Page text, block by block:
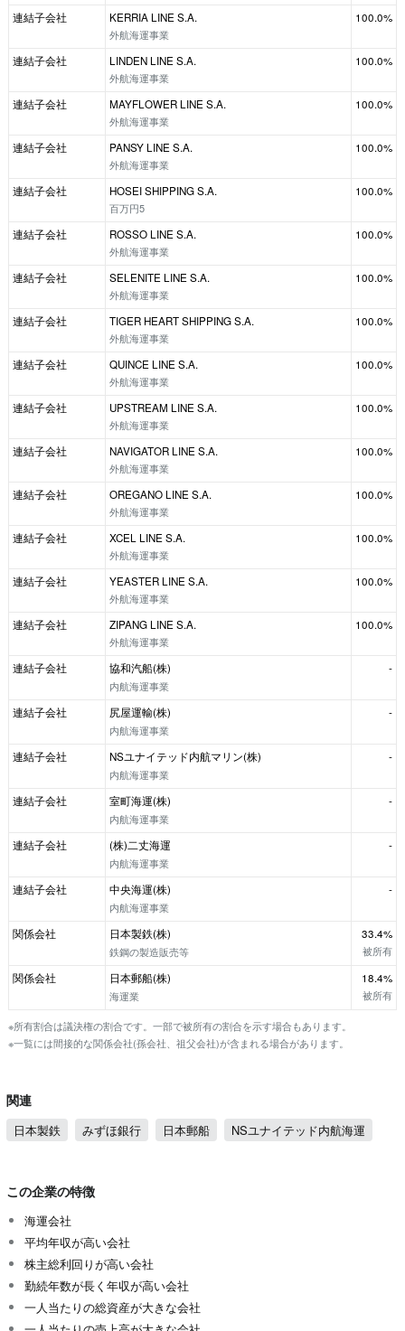
連結子会社
KERRIA LINE S.A.
外航海運事業
100.0%
連結子会社
LINDEN LINE S.A.
外航海運事業
100.0%
連結子会社
MAYFLOWER LINE S.A.
外航海運事業
100.0%
連結子会社
PANSY LINE S.A.
外航海運事業
100.0%
連結子会社
HOSEI SHIPPING S.A.
百万円5
100.0%
連結子会社
ROSSO LINE S.A.
外航海運事業
100.0%
連結子会社
SELENITE LINE S.A.
外航海運事業
100.0%
連結子会社
TIGER HEART SHIPPING S.A.
外航海運事業
100.0%
連結子会社
QUINCE LINE S.A.
外航海運事業
100.0%
連結子会社
UPSTREAM LINE S.A.
外航海運事業
100.0%
連結子会社
NAVIGATOR LINE S.A.
外航海運事業
100.0%
連結子会社
OREGANO LINE S.A.
外航海運事業
100.0%
連結子会社
XCEL LINE S.A.
外航海運事業
100.0%
連結子会社
YEASTER LINE S.A.
外航海運事業
100.0%
連結子会社
ZIPANG LINE S.A.
外航海運事業
100.0%
連結子会社
協和汽船(株)
内航海運事業
-
連結子会社
尻屋運輸(株)
内航海運事業
-
連結子会社
NSユナイテッド内航マリン(株)
内航海運事業
-
連結子会社
室町海運(株)
内航海運事業
-
連結子会社
(株)二丈海運
内航海運事業
-
連結子会社
中央海運(株)
内航海運事業
-
関係会社
日本製鉄(株)
鉄鋼の製造販売等
33.4%
被所有
関係会社
日本郵船(株)
海運業
18.4%
被所有
※所有割合は議決権の割合です。一部で被所有の割合を示す場合もあります。
※一覧には間接的な関係会社(孫会社、祖父会社)が含まれる場合があります。
関連
日本製鉄 みずほ銀行 日本郵船 NSユナイテッド内航海運
この企業の特徴
海運会社
平均年収が高い会社
株主総利回りが高い会社
勤続年数が長く年収が高い会社
一人当たりの総資産が大きな会社